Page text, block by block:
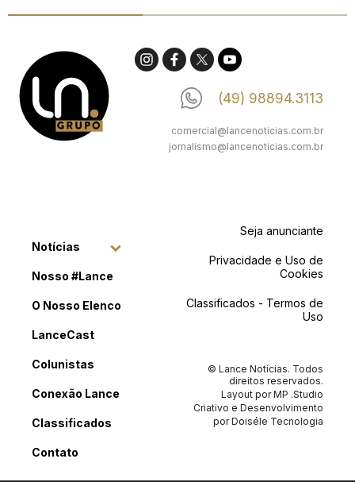
(49) 98894.3113
comercial@lancenoticias.com.br
jornalismo@lancenoticias.com.br
Notícias
Nosso #Lance
O Nosso Elenco
LanceCast
Colunistas
Conexão Lance
Classificados
Contato
Seja anunciante
Privacidade e Uso de
Cookies
Classificados - Termos de
Uso
© Lance Notícias. Todos
direitos reservados.
Layout porMP .Studio
Criativo e Desenvolvimento
porDoiséle Tecnologia